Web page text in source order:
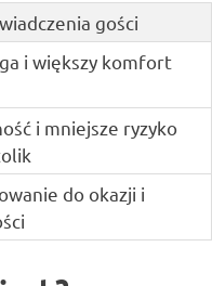
gości
i większy komfort
i mniejsze ryzyko
do okazji i